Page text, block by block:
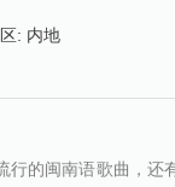
: 内地
行的闽南语歌曲，还